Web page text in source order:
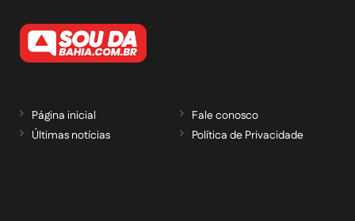
Página inicial
Últimas notícias
Fale conosco
Política de Privacidade